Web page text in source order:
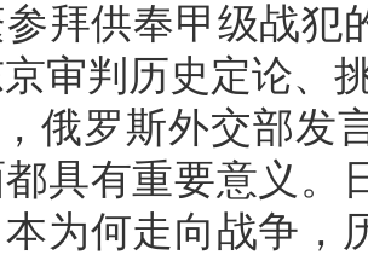
拜供奉甲级战犯
审判历史定论、
俄罗斯外交部发
具有重要意义。
为何走向战争，